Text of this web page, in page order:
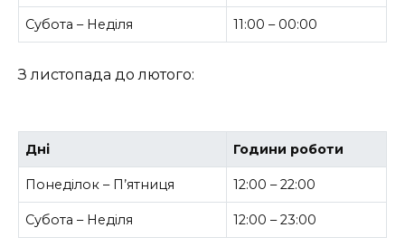
Субота – Неділя 11:00 – 00:00
З листопада до лютого:
Дні Години роботи
Понеділок – П’ятниця 12:00 – 22:00
Субота – Неділя 12:00 – 23:00